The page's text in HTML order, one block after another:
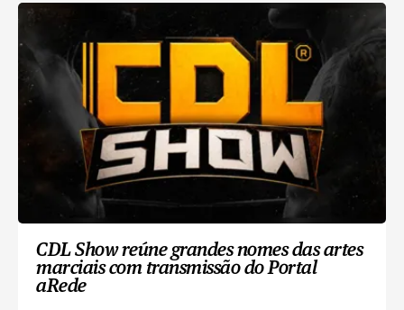
CDL Show reúne grandes nomes das artes
marciais com transmissão do Portal
aRede